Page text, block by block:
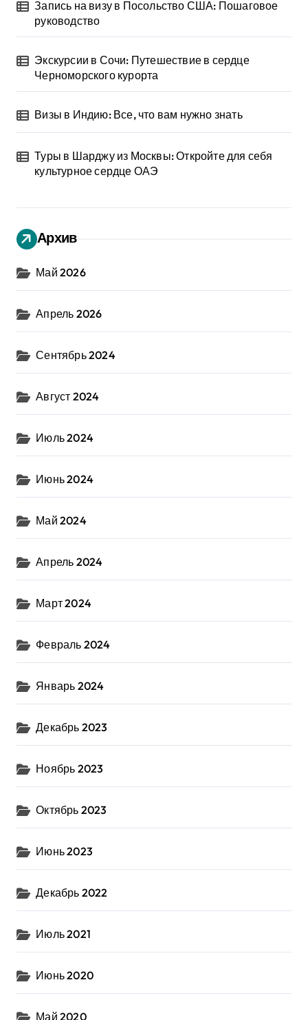
Запись на визу в Посольство США: Пошаговое
руководство
Экскурсии в Сочи: Путешествие в сердце
Черноморского курорта
Визы в Индию: Все, что вам нужно знать
Туры в Шарджу из Москвы: Откройте для себя
культурное сердце ОАЭ
Архив
Май 2026
Апрель 2026
Сентябрь 2024
Август 2024
Июль 2024
Июнь 2024
Май 2024
Апрель 2024
Март 2024
Февраль 2024
Январь 2024
Декабрь 2023
Ноябрь 2023
Октябрь 2023
Июнь 2023
Декабрь 2022
Июль 2021
Июнь 2020
Май 2020